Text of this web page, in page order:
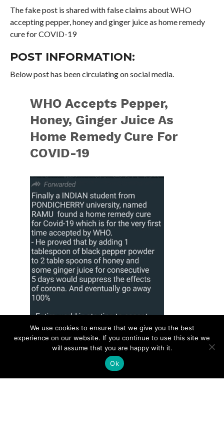
The fake post is shared with false claims about WHO
accepting pepper, honey and ginger juice as home remedy
cure for COVID-19
POST INFORMATION:
Below post has been circulating on social media.
WHO Accepts Pepper,
Honey, Ginger Juice As
Home Remedy Cure For
COVID-19
We use cookies to ensure that we give you the best
experience on our website. If you continue to use this site we
will assume that you are happy with it.
Ok